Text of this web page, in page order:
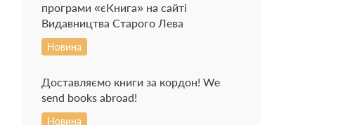
програми «єКнига» на сайті
Видавництва Старого Лева
Новина
Доставляємо книги за кордон! We
send books abroad!
Новина